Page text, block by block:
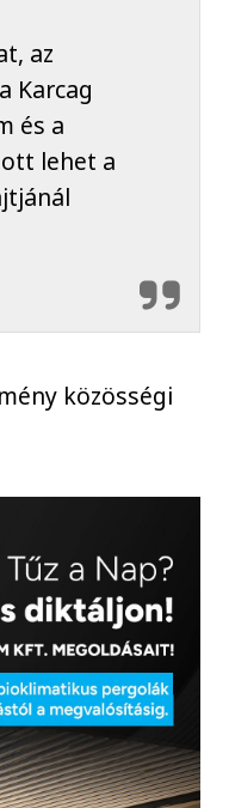
az
Karcag
és a
lehet a
közösségi